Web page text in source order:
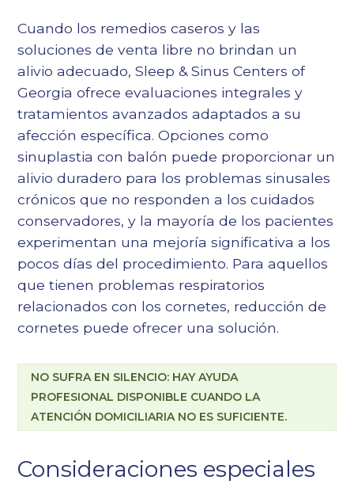
Cuando los remedios caseros y las
soluciones de venta libre no brindan un
alivio adecuado, Sleep & Sinus Centers of
Georgia ofrece evaluaciones integrales y
tratamientos avanzados adaptados a su
afección específica. Opciones como
sinuplastia con balón puede proporcionar un
alivio duradero para los problemas sinusales
crónicos que no responden a los cuidados
conservadores, y la mayoría de los pacientes
experimentan una mejoría significativa a los
pocos días del procedimiento. Para aquellos
que tienen problemas respiratorios
relacionados con los cornetes, reducción de
cornetes puede ofrecer una solución.
NO SUFRA EN SILENCIO: HAY AYUDA
PROFESIONAL DISPONIBLE CUANDO LA
ATENCIÓN DOMICILIARIA NO ES SUFICIENTE.
Consideraciones especiales